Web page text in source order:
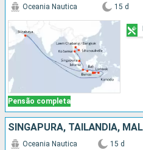
Pensão completa
Oceania Nautica 15 d
Oceania Nautica 15 d